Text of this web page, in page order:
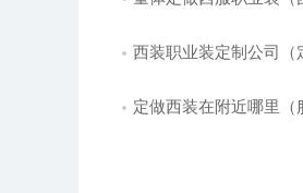
西装职业装定制公司（
定做西装在附近哪里（